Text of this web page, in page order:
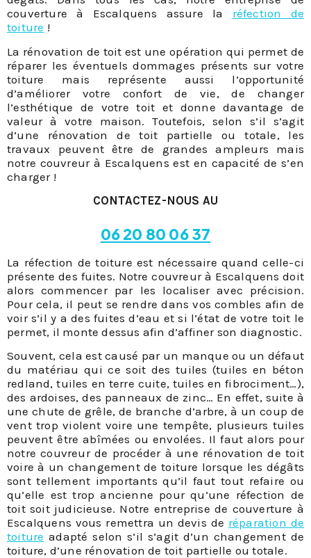
couverture à Escalquens assure la réfection de
toiture !
La rénovation de toit est une opération qui permet de
réparer les éventuels dommages présents sur votre
toiture mais représente aussi l’opportunité
d’améliorer votre confort de vie, de changer
l’esthétique de votre toit et donne davantage de
valeur à votre maison. Toutefois, selon s’il s’agit
d’une rénovation de toit partielle ou totale, les
travaux peuvent être de grandes ampleurs mais
notre couvreur à Escalquens est en capacité de s’en
charger !
CONTACTEZ-NOUS AU
06 20 80 06 37
La réfection de toiture est nécessaire quand celle-ci
présente des fuites. Notre couvreur à Escalquens doit
alors commencer par les localiser avec précision.
Pour cela, il peut se rendre dans vos combles afin de
voir s’il y a des fuites d’eau et si l’état de votre toit le
permet, il monte dessus afin d’affiner son diagnostic.
Souvent, cela est causé par un manque ou un défaut
du matériau qui ce soit des tuiles (tuiles en béton
redland, tuiles en terre cuite, tuiles en fibrociment…),
des ardoises, des panneaux de zinc… En effet, suite à
une chute de grêle, de branche d’arbre, à un coup de
vent trop violent voire une tempête, plusieurs tuiles
peuvent être abîmées ou envolées. Il faut alors pour
notre couvreur de procéder à une rénovation de toit
voire à un changement de toiture lorsque les dégâts
sont tellement importants qu’il faut tout refaire ou
qu’elle est trop ancienne pour qu’une réfection de
toit soit judicieuse. Notre entreprise de couverture à
Escalquens vous remettra un devis de réparation de
toiture adapté selon s’il s’agit d’un changement de
toiture, d’une rénovation de toit partielle ou totale.